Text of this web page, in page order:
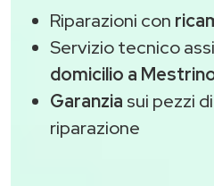
Riparazioni con
Servizio tecnico
domicilio a
Garanzia sui pezzi
riparazione